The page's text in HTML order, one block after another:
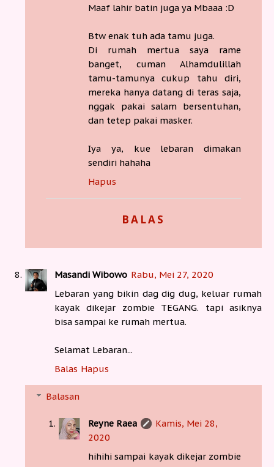
Maaf lahir batin juga ya Mbaaa :D
Btw enak tuh ada tamu juga.
Di rumah mertua saya rame
banget, cuman Alhamdulillah
tamu-tamunya cukup tahu diri,
mereka hanya datang di teras saja,
nggak pakai salam bersentuhan,
dan tetep pakai masker.
Iya ya, kue lebaran dimakan
sendiri hahaha
Hapus
BALAS
Masandi Wibowo Rabu, Mei 27, 2020
Lebaran yang bikin dag dig dug, keluar rumah
kayak dikejar zombie TEGANG. tapi asiknya
bisa sampai ke rumah mertua.
Selamat Lebaran...
Balas Hapus
Balasan
Reyne Raea
Kamis, Mei 28,
2020
hihihi sampai kayak dikejar zombie